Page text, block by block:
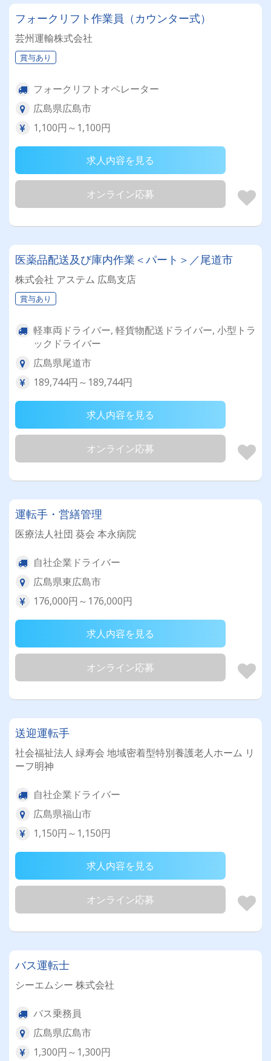
フォークリフト作業員（カウンター式）
芸州運輸株式会社
賞与あり
フォークリフトオペレーター
広島県広島市
1,100円～1,100円
求人内容を見る
オンライン応募
医薬品配送及び庫内作業＜パート＞／尾道市
株式会社 アステム 広島支店
賞与あり
軽車両ドライバー, 軽貨物配送ドライバー, 小型トラ
ックドライバー
広島県尾道市
189,744円～189,744円
求人内容を見る
オンライン応募
運転手・営繕管理
医療法人社団 葵会 本永病院
自社企業ドライバー
広島県東広島市
176,000円～176,000円
求人内容を見る
オンライン応募
送迎運転手
社会福祉法人 緑寿会 地域密着型特別養護老人ホーム リ
ーフ明神
自社企業ドライバー
広島県福山市
1,150円～1,150円
求人内容を見る
オンライン応募
バス運転士
シーエムシー 株式会社
バス乗務員
広島県広島市
1,300円～1,300円